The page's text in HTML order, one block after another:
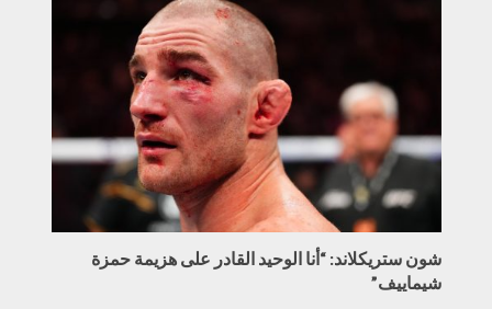
شون ستريكلاند: “أنا الوحيد القادر على هزيمة حمزة
شيماييف”